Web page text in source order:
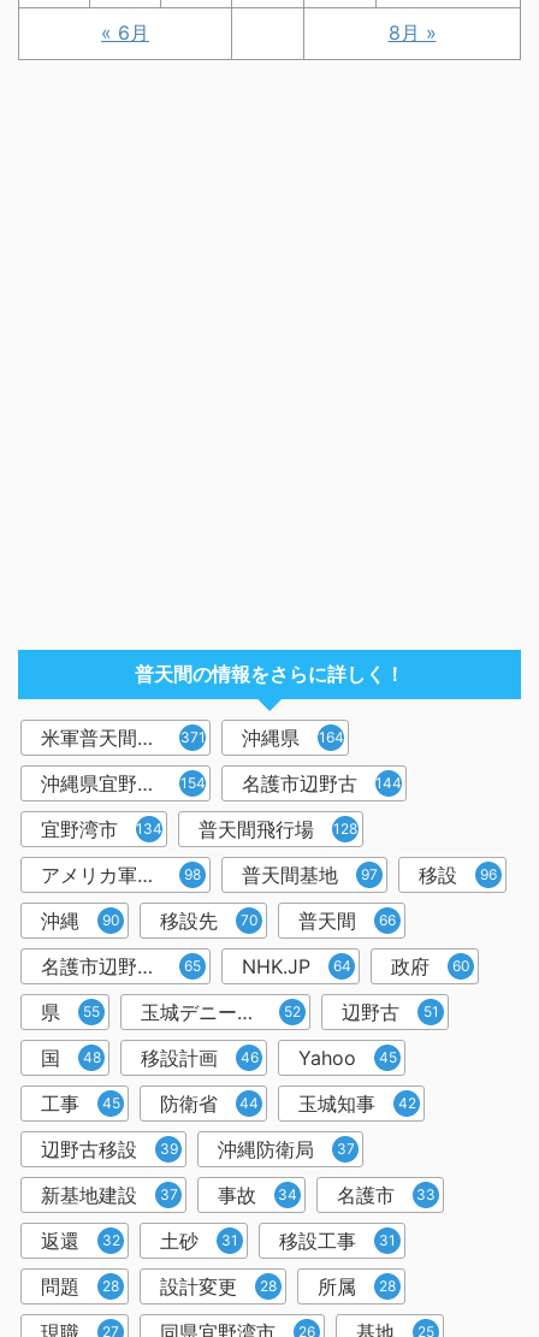
« 6月 8月 »
普天間の情報をさらに詳しく！
米軍普天間飛行場 371 沖縄県 164
沖縄県宜野湾市 154 名護市辺野古 144
宜野湾市 134 普天間飛行場 128
アメリカ軍普天間基地 98 普天間基地 97 移設 96
沖縄 90 移設先 70 普天間 66
名護市辺野古移設 65 NHK.JP 64 政府 60
県 55 玉城デニー知事 52 辺野古 51
国 48 移設計画 46 Yahoo 45
工事 45 防衛省 44 玉城知事 42
辺野古移設 39 沖縄防衛局 37
新基地建設 37 事故 34 名護市 33
返還 32 土砂 31 移設工事 31
問題 28 設計変更 28 所属 28
現職 27 同県宜野湾市 26 基地 25